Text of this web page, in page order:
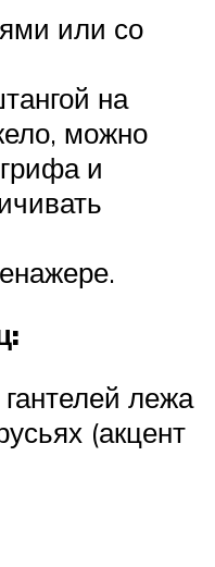
или со
на
можно
и
лежа
(акцент